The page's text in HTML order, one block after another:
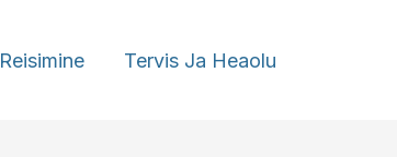
Reisimine Tervis Ja Heaolu